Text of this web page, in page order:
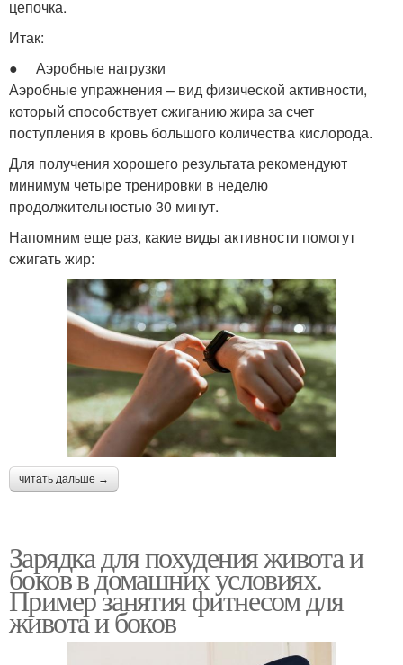
цепочка.
Итак:
● Аэробные нагрузки
Аэробные упражнения – вид физической активности,
который способствует сжиганию жира за счет
поступления в кровь большого количества кислорода.
Для получения хорошего результата рекомендуют
минимум четыре тренировки в неделю
продолжительностью 30 минут.
Напомним еще раз, какие виды активности помогут
сжигать жир:
читать дальше →
Зарядка для похудения живота и
боков в домашних условиях.
Пример занятия фитнесом для
живота и боков